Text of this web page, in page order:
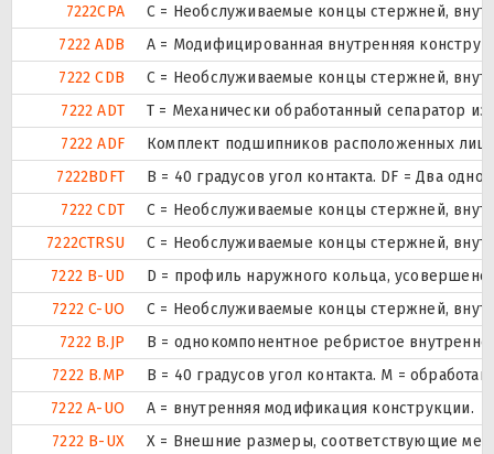
7222CPA
С = Необслуживаемые концы стержней,
7222 ADB
A = Модифицированная внутренняя
7222 CDB
С = Необслуживаемые концы стержней,
7222 ADT
T = Механически обработанный сепаратор
7222 ADF
Комплект подшипников расположенных
7222BDFT
B = 40 градусов угол контакта. DF = Два
7222 CDT
С = Необслуживаемые концы стержней,
7222CTRSU
С = Необслуживаемые концы стержней,
7222 B-UD
D = профиль наружного кольца,
7222 C-UO
С = Необслуживаемые концы стержней,
7222 B.JP
B = однокомпонентное ребристое
7222 B.MP
B = 40 градусов угол контакта. M =
7222 A-UO
A = внутренняя модификация конструкции.
7222 B-UX
X = Внешние размеры, соответствующие